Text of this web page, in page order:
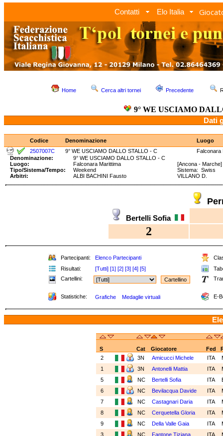
Contatti Elo Italia
Home Cerca altri tornei Precedente
9° WE USCIAMO
Dati
Codice Denominazione
Luogo
2507007C
9° WE USCIAMO DALLO STALLO - C
Falconara
Denominazione:
9° WE USCIAMO DALLO STALLO - C
Luogo:
Falconara Marittima
[Ancona - Marche]
Tipo/Sistema/Tempo:
Weekend
Sistema: Swiss
Arbitri:
ALBI BACHINI Fausto VILLANO D.
Bertelli Sofia
2
Partecipanti: Elenco Partecipanti
Risultati:
[Tutti] [1] [2] [3] [4] [5]
Cartellini:
Statistiche: Grafiche Medaglie virtuali E-
S Cat Giocatore Fed
2
3N Amicucci Michele ITA
1
3N Antonelli Mattia ITA
5
NC Bertelli Sofia ITA
6
NC Bevilacqua Davide ITA
7
NC Castagnari Daria ITA
8
NC Cerquetella Gloria ITA
9
NC Della Valle Gaia ITA
3
NC Fantone Tiziana ITA